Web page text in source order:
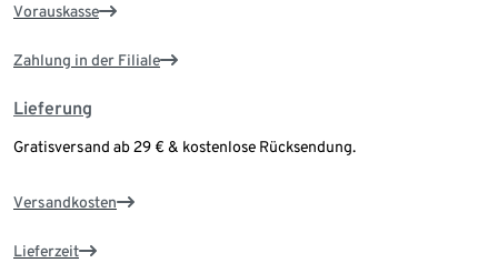
Vorauskasse
Zahlung in der Filiale
Lieferung
Gratisversand ab 29 € & kostenlose Rücksendung.
Versandkosten
Lieferzeit